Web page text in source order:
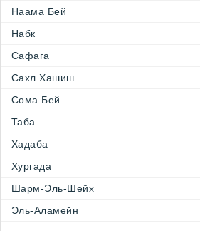
Наама Бей
Набк
Сафага
Сахл Хашиш
Сома Бей
Таба
Хадаба
Хургада
Шарм-Эль-Шейх
Эль-Аламейн